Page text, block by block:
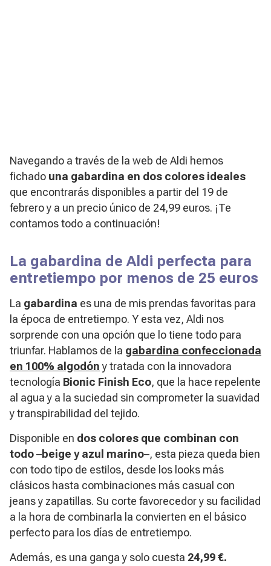
Navegando a través de la web de Aldi hemos
fichado una gabardina en dos colores ideales
que encontrarás disponibles a partir del 19 de
febrero y a un precio único de 24,99 euros. ¡Te
contamos todo a continuación!
La gabardina de Aldi perfecta para
entretiempo por menos de 25 euros
La gabardina es una de mis prendas favoritas para
la época de entretiempo. Y esta vez, Aldi nos
sorprende con una opción que lo tiene todo para
triunfar. Hablamos de la gabardina confeccionada
en 100% algodóny tratada con la innovadora
tecnología Bionic Finish Eco, que la hace repelente
al agua y a la suciedad sin comprometer la suavidad
y transpirabilidad del tejido.
Disponible en dos colores que combinan con
todo–beige y azul marino–, esta pieza queda bien
con todo tipo de estilos, desde los looks más
clásicos hasta combinaciones más casual con
jeans y zapatillas. Su corte favorecedor y su facilidad
a la hora de combinarla la convierten en el básico
perfecto para los días de entretiempo.
Además, es una ganga y solo cuesta 24,99 €.